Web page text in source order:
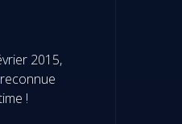
2015,
!